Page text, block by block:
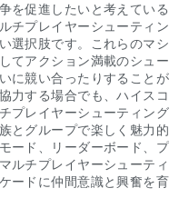
を促進したいと考えている
チプレイヤーシューティン
選択肢です。これらのマシ
てアクション満載のシュー
に競い合ったりすることが
力する場合でも、ハイスコ
プレイヤーシューティング
とグループで楽しく魅力的
ード、リーダーボード、プ
ルチプレイヤーシューティ
ードに仲間意識と興奮を育